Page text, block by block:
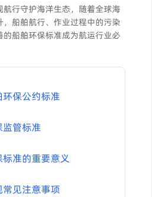
行守护海洋生态，随着全球海
船舶航行、作业过程中的污染
船舶环保标准成为航运行业必
保公约标准
管标准
准的重要意义
见注意事项